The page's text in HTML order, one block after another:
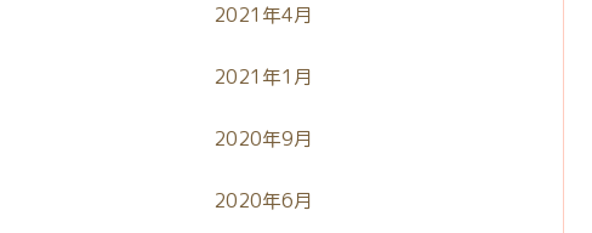
2021年4月
2021年1月
2020年9月
2020年6月